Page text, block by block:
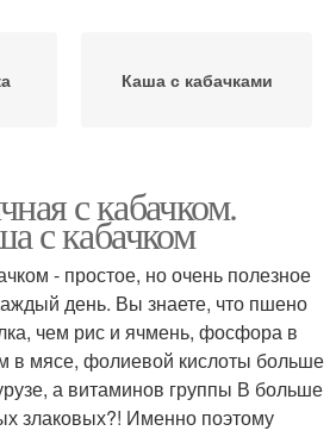
Каша с кабачками
с кабачком.
с кабачком
- простое, но очень полезное
день. Вы знаете, что пшено
чем рис и ячмень, фосфора в
в мясе, фолиевой кислоты больше
а витаминов группы В больше
злаковых?! Именно поэтому